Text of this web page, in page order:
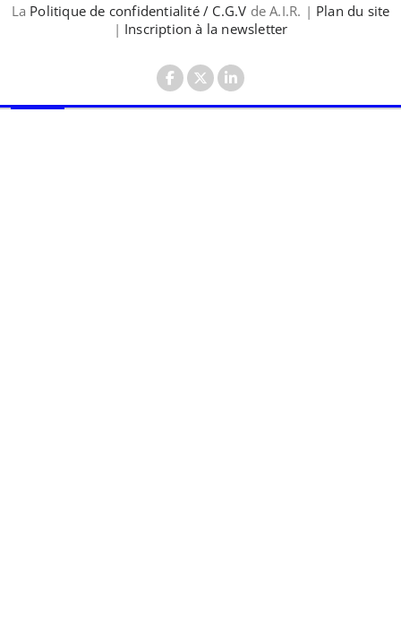
La Politique de confidentialité / C.G.V de A.I.R. | Plan du site
| Inscription à la newsletter